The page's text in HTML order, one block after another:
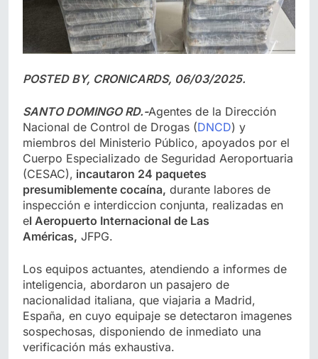
POSTED BY, CRONICARDS, 06/03/2025.
SANTO DOMINGO RD.-Agentes de la Dirección
Nacional de Control de Drogas (DNCD) y
miembros del Ministerio Público, apoyados por el
Cuerpo Especializado de Seguridad Aeroportuaria
(CESAC), incautaron 24 paquetes
presumiblemente cocaína, durante labores de
inspección e interdiccion conjunta, realizadas en
el Aeropuerto Internacional de Las
Américas, JFPG.
Los equipos actuantes, atendiendo a informes de
inteligencia, abordaron un pasajero de
nacionalidad italiana, que viajaria a Madrid,
España, en cuyo equipaje se detectaron imagenes
sospechosas, disponiendo de inmediato una
verificación más exhaustiva.